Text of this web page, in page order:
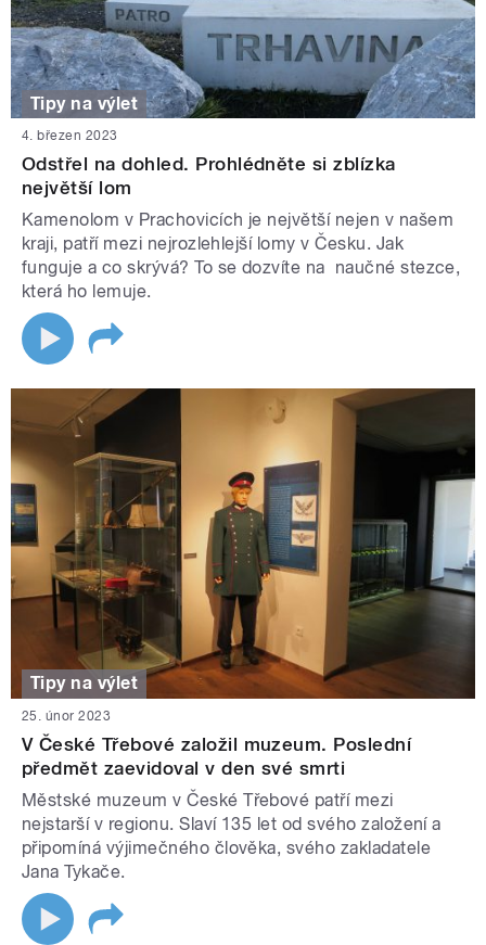
Tipy na výlet
4. březen 2023
Odstřel na dohled. Prohlédněte si zblízka
největší lom
Kamenolom v Prachovicích je největší nejen v našem
kraji, patří mezi nejrozlehlejší lomy v Česku. Jak
funguje a co skrývá? To se dozvíte na naučné stezce,
která ho lemuje.
Tipy na výlet
25. únor 2023
V České Třebové založil muzeum. Poslední
předmět zaevidoval v den své smrti
Městské muzeum v České Třebové patří mezi
nejstarší v regionu. Slaví 135 let od svého založení a
připomíná výjimečného člověka, svého zakladatele
Jana Tykače.